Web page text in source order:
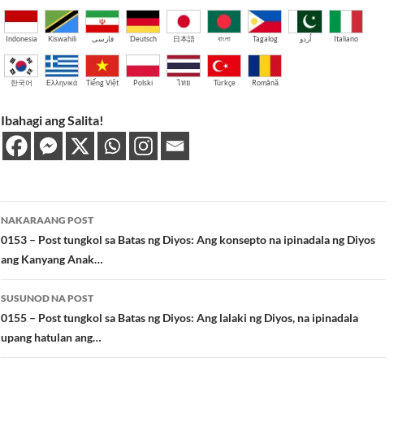
Indonesia Kiswahili فارسی Deutsch 日本語 বাংলা Tagalog اُردو Italiano
한국어 Ελληνικά Tiếng Việt Polski ไทย Türkçe Română
Ibahagi ang Salita!
Post
navigation
NAKARAANG POST
0153 – Post tungkol sa Batas ng Diyos: Ang konsepto na ipinadala ng Diyos
ang Kanyang Anak…
SUSUNOD NA POST
0155 – Post tungkol sa Batas ng Diyos: Ang lalaki ng Diyos, na ipinadala
upang hatulan ang…